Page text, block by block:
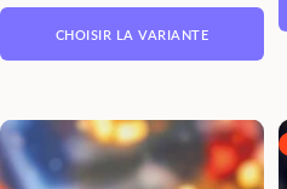
CHOISIR LA VARIANTE